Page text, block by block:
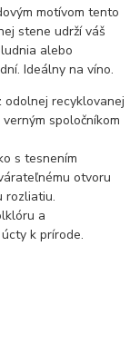
motívom tento
stene udrží váš
alebo
Ideálny na víno.
odolnej recyklovanej
spoločníkom
s tesnením
otvoru
rozliatiu.
a
k prírode.